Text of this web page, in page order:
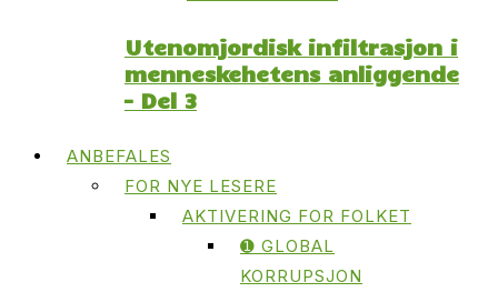
Utenomjordisk infiltrasjon i
menneskehetens anliggende
– Del 3
ANBEFALES
FOR NYE LESERE
AKTIVERING FOR FOLKET
➊ GLOBAL
KORRUPSJON